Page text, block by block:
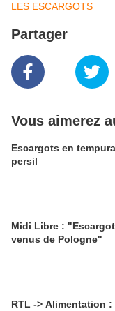
LES ESCARGOTS
Partager
Vous aimerez
Escargots en
persil
Midi Libre :
venus de Pologne"
RTL -> Alimentation